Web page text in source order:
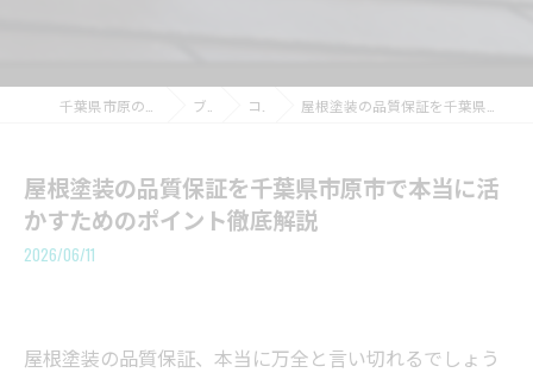
ブログ コラム 屋根塗装の品質保証を千葉県市原市で本当に活かすためのポイント徹底解説
屋根塗装の品質保証を千葉県市原市で本当に活
かすためのポイント徹底解説
2026/06/11
屋根塗装の品質保証、本当に万全と言い切れるでしょう